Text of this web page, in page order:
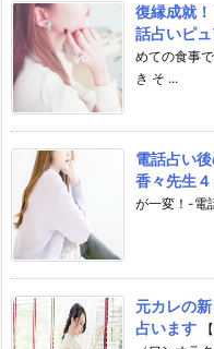
復縁成就
話占いピ
めての食事
き そ ...
電話占い
香々先生４
が一変！-電
元カレの
占います